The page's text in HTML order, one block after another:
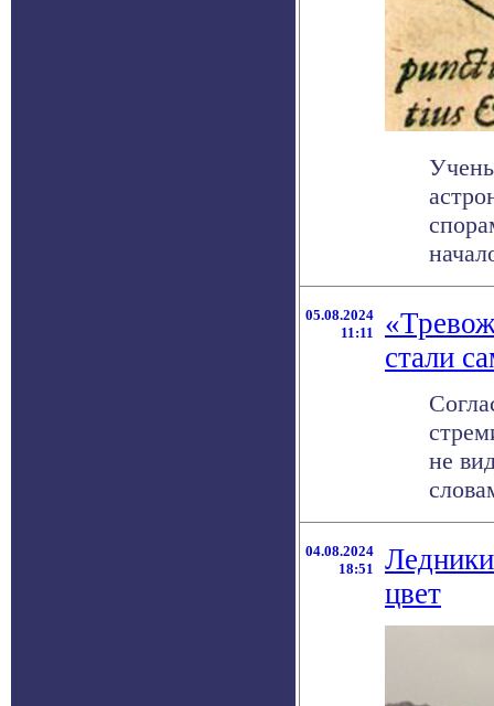
05.08.2024
11:11
стали
не
04.08.2024
18:51
цвет